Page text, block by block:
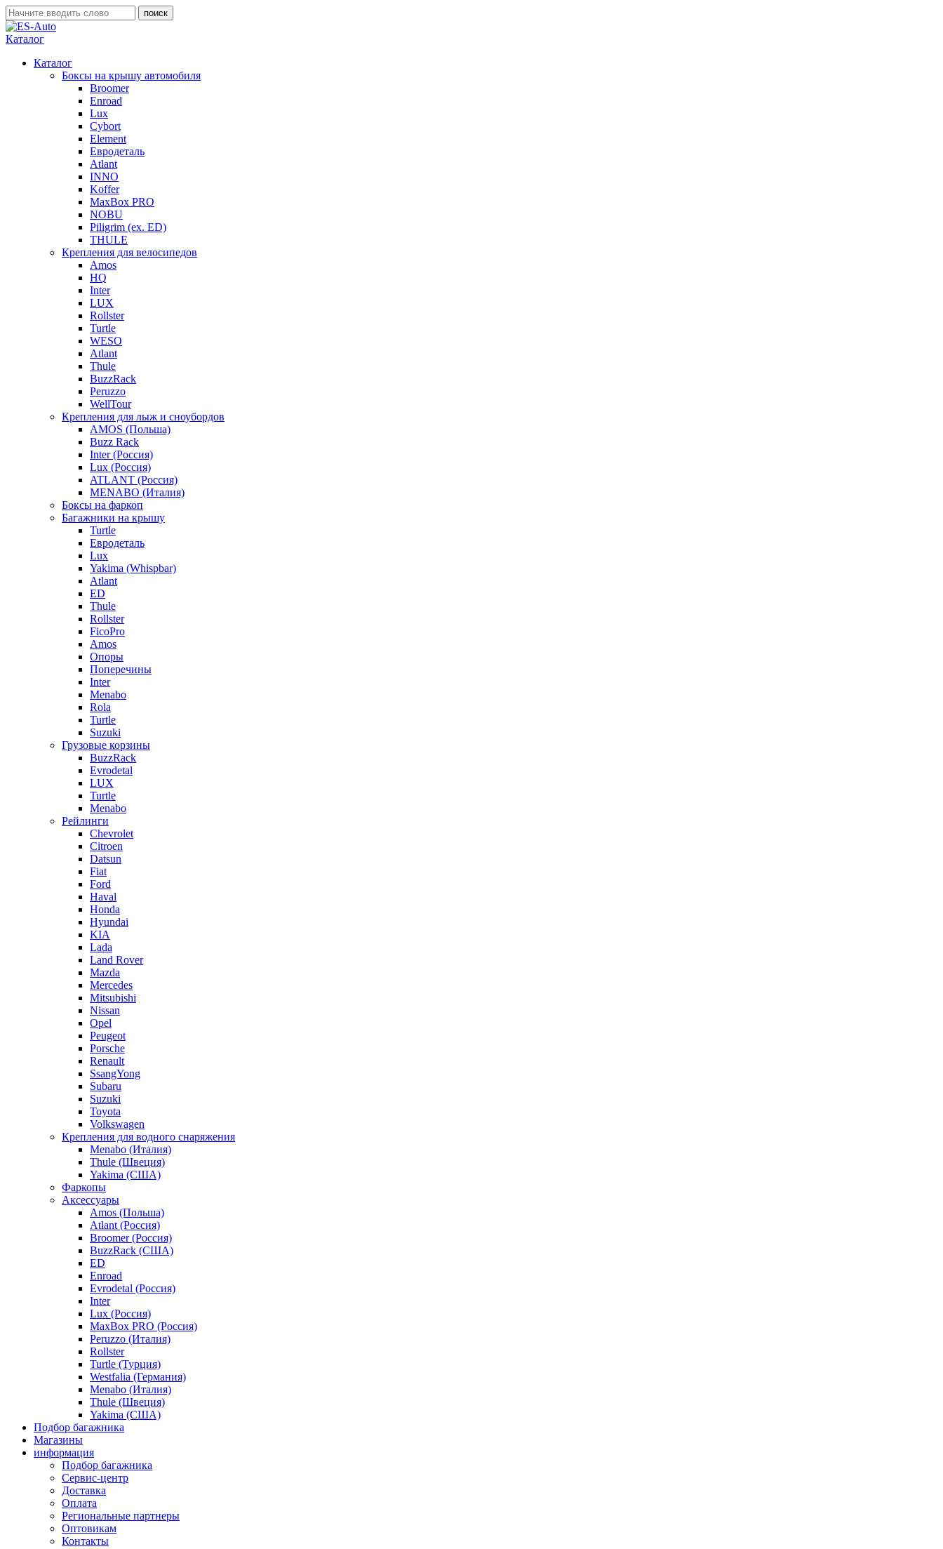
Каталог
Каталог
Боксы на крышу автомобиля
Broomer
Enroad
Lux
Cybort
Element
Евродеталь
Atlant
INNO
Koffer
MaxBox PRO
NOBU
Piligrim (ex. ED)
THULE
Крепления для велосипедов
Amos
HQ
Inter
LUX
Rollster
Turtle
WESO
Atlant
Thule
BuzzRack
Peruzzo
WellTour
Крепления для лыж и сноубордов
AMOS (Польша)
Buzz Rack
Inter (Россия)
Lux (Россия)
ATLANT (Россия)
MENABO (Италия)
Боксы на фаркоп
Багажники на крышу
Turtle
Евродеталь
Lux
Yakima (Whispbar)
Atlant
ED
Thule
Rollster
FicoPro
Amos
Опоры
Поперечины
Inter
Menabo
Rola
Turtle
Suzuki
Грузовые корзины
BuzzRack
Evrodetal
LUX
Turtle
Menabo
Рейлинги
Chevrolet
Citroen
Datsun
Fiat
Ford
Haval
Honda
Hyundai
KIA
Lada
Land Rover
Mazda
Mercedes
Mitsubishi
Nissan
Opel
Peugeot
Porsche
Renault
SsangYong
Subaru
Suzuki
Toyota
Volkswagen
Крепления для водного снаряжения
Menabo (Италия)
Thule (Швеция)
Yakima (США)
Фаркопы
Аксессуары
Amos (Польша)
Atlant (Россия)
Broomer (Россия)
BuzzRack (США)
ED
Enroad
Evrodetal (Россия)
Inter
Lux (Россия)
MaxBox PRO (Россия)
Peruzzo (Италия)
Rollster
Turtle (Турция)
Westfalia (Германия)
Menabo (Италия)
Thule (Швеция)
Yakima (США)
Подбор багажника
Магазины
информация
Подбор багажника
Сервис-центр
Доставка
Оплата
Региональные партнеры
Оптовикам
Контакты